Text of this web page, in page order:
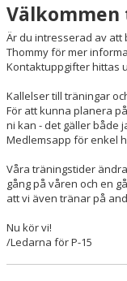
DOKUMENT
KONTAKT
Är du intresserad av att
Thommy för mer
Kontaktuppgifter hittas
Kallelser till träningar
För att kunna planera
ni kan - det gäller både
Medlemsapp för enkel
Våra träningstider
gång på våren och en
att vi även tränar på
Nu kör vi!
/Ledarna för P-15